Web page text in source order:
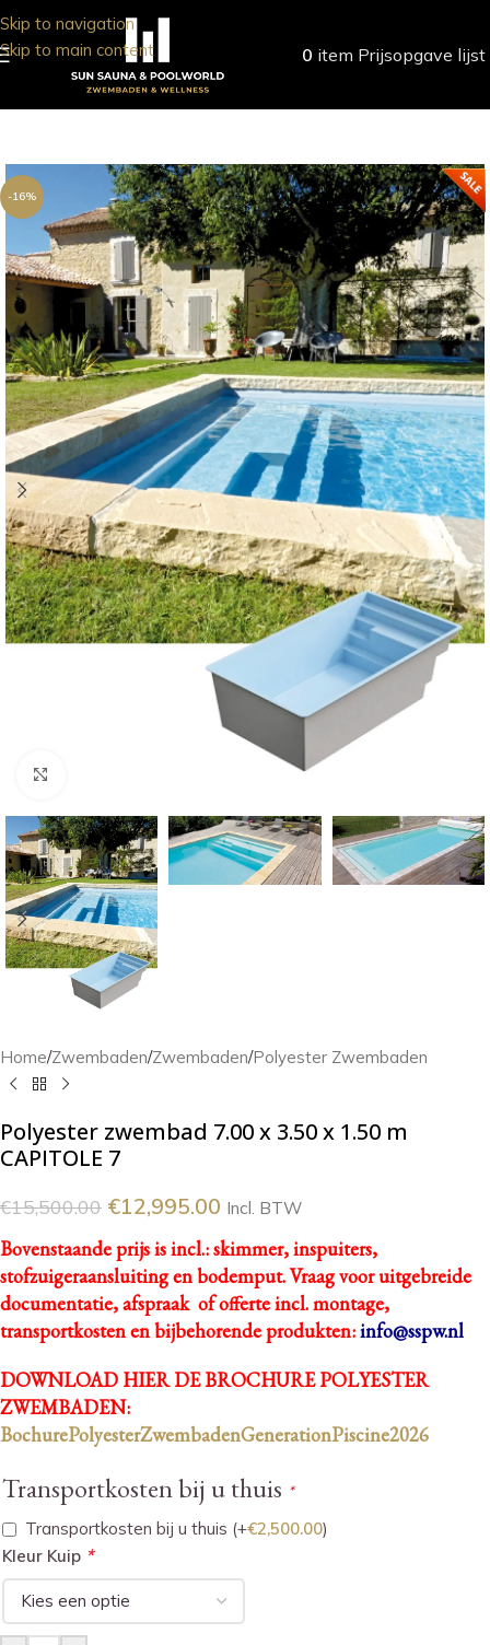
Skip to navigation
Skip to main content
0 item Prijsopgave lijst
-16%
Home/Zwembaden/Zwembaden/Polyester Zwembaden
Polyester zwembad 7.00 x 3.50 x 1.50 m
CAPITOLE 7
€15,500.00 €12,995.00 Incl. BTW
Bovenstaande prijs is incl.: skimmer, inspuiters,
stofzuigeraansluiting en bodemput.Vraag voor uitgebreide
documentatie, afspraak of offerte incl. montage,
transportkosten en bijbehorende produkten:info@sspw.nl
DOWNLOAD HIER DE BROCHURE POLYESTER
ZWEMBADEN:
BochurePolyesterZwembadenGenerationPiscine2026
Transportkosten bij u thuis *
Transportkosten bij u thuis (+€2,500.00)
Kleur Kuip *